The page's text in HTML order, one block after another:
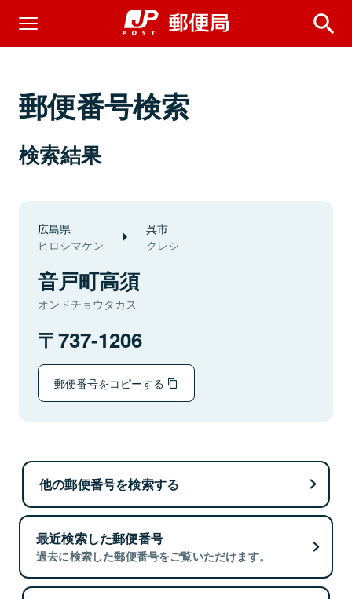
郵便番号検索
検索結果
広島県
ヒロシマケン
呉市
クレシ
音戸町高須
オンドチョウタカス
737-1206
郵便番号をコピーする
他の郵便番号を検索する
最近検索した郵便番号
過去に検索した郵便番号をご覧いただけます。